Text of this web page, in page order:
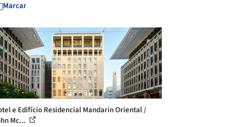
Marcar
e Edifício Residencial Mandarin Oriental /
Mc...